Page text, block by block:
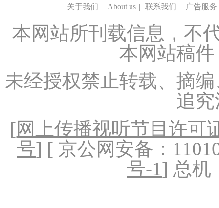
关于我们 | About us | 联系我们 | 广告服务
本网站所刊载信息，不
本网站稿
未经授权禁止转载、摘
追
[网上传播视听节目许可
号] [ 京公网安备：
号-1] 总机